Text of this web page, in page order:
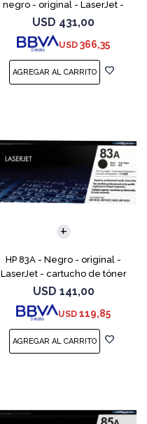
negro - original - LaserJet -
cartucho de tóner (CF226X) -
para LaserJet Pro M402, MFP
M426
USD 431,00
USD 366,35
HP 83A - Negro - original -
LaserJet - cartucho de tóner
(CF283A) - para LaserJet Pro
M201, M202, MFP M125, MFP
M127, MFP M225
USD 141,00
USD 119,85